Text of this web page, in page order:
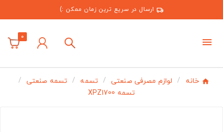
ارسال در سریع ترین زمان ممکن :)
0
خانه لوازم مصرفی صنعتی تسمه
تسمه صنعتی
تسمه XPZ1700